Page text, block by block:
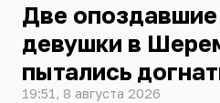
Две опоздавшие
девушки в
пытались
19:51, 8 августа 2026